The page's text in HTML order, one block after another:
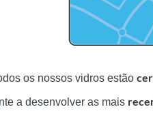
os nossos vidros estão
a desenvolver as mais